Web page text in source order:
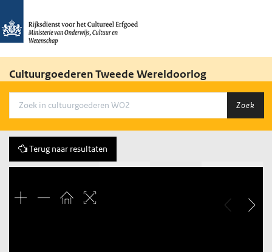
Cultuurgoederen Tweede Wereldoorlog
Zoek
Terug naar resultaten